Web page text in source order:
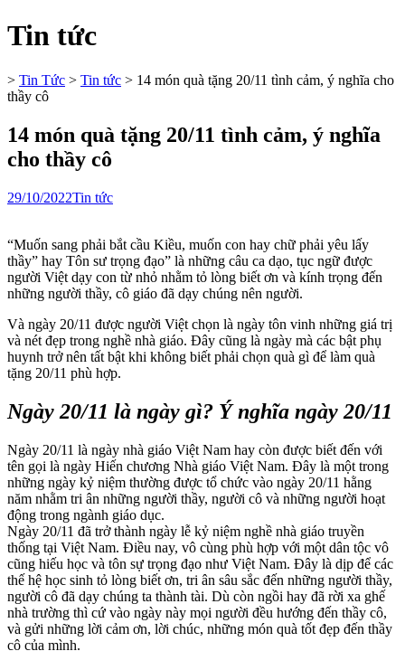
Tin tức
> Tin Tức > Tin tức > 14 món quà tặng 20/11 tình cảm, ý nghĩa cho
thầy cô
14 món quà tặng 20/11 tình cảm, ý nghĩa
cho thầy cô
29/10/2022Tin tức
“Muốn sang phải bắt cầu Kiều, muốn con hay chữ phải yêu lấy
thầy” hay Tôn sư trọng đạo” là những câu ca dạo, tục ngữ được
người Việt dạy con từ nhỏ nhằm tỏ lòng biết ơn và kính trọng đến
những người thầy, cô giáo đã dạy chúng nên người.
Và ngày 20/11 được người Việt chọn là ngày tôn vinh những giá trị
và nét đẹp trong nghề nhà giáo. Đây cũng là ngày mà các bật phụ
huynh trở nên tất bật khi không biết phải chọn quà gì để làm quà
tặng 20/11 phù hợp.
Ngày 20/11 là ngày gì? Ý nghĩa ngày 20/11
Ngày 20/11 là ngày nhà giáo Việt Nam hay còn được biết đến với
tên gọi là ngày Hiến chương Nhà giáo Việt Nam. Đây là một trong
những ngày kỷ niệm thường được tổ chức vào ngày 20/11 hằng
năm nhằm tri ân những người thầy, người cô và những người hoạt
động trong ngành giáo dục.
Ngày 20/11 đã trở thành ngày lễ kỷ niệm nghề nhà giáo truyền
thống tại Việt Nam. Điều nay, vô cùng phù hợp với một dân tộc vô
cũng hiếu học và tôn sự trọng đạo như Việt Nam. Đây là dịp để các
thế hệ học sinh tỏ lòng biết ơn, tri ân sâu sắc đến những người thầy,
người cô đã dạy chúng ta thành tài. Dù còn ngồi hay đã rời xa ghế
nhà trường thì cứ vào ngày này mọi người đều hướng đến thầy cô,
và gửi những lời cảm ơn, lời chúc, những món quà tốt đẹp đến thầy
cô của mình.